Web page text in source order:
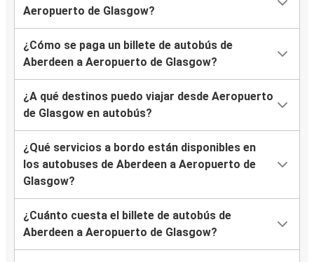
Aeropuerto de Glasgow?
¿Cómo se paga un billete de autobús de
Aberdeen a Aeropuerto de Glasgow?
¿A qué destinos puedo viajar desde Aeropuerto
de Glasgow en autobús?
¿Qué servicios a bordo están disponibles en
los autobuses de Aberdeen a Aeropuerto de
Glasgow?
¿Cuánto cuesta el billete de autobús de
Aberdeen a Aeropuerto de Glasgow?